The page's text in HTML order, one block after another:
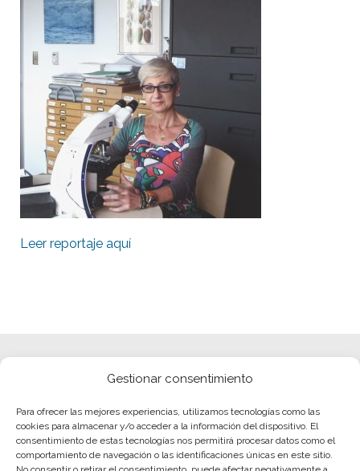
Gestionar consentimiento
Para ofrecer las mejores experiencias, utilizamos tecnologías como las
cookies para almacenar y/o acceder a la información del dispositivo. El
consentimiento de estas tecnologías nos permitirá procesar datos como el
comportamiento de navegación o las identificaciones únicas en este sitio.
Leer reportaje aquí